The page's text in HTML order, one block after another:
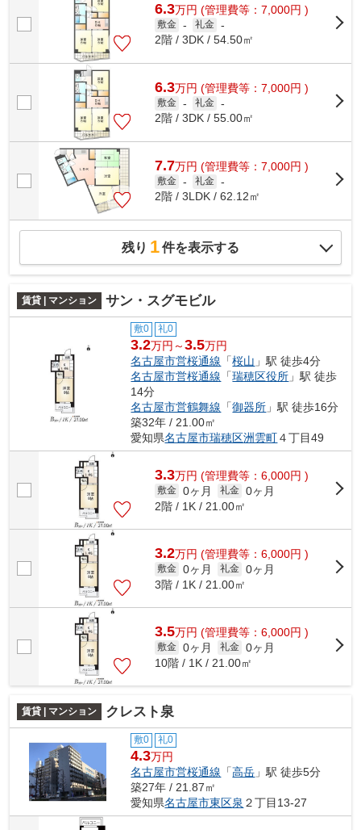
6.3万円 (管理費等：7,000円 )
敷金 - 礼金 -
2階 / 3DK / 54.50㎡
6.3万円 (管理費等：7,000円 )
敷金 - 礼金 -
2階 / 3DK / 55.00㎡
7.7万円 (管理費等：7,000円 )
敷金 - 礼金 -
2階 / 3LDK / 62.12㎡
残り 1件を表示する
賃貸 | マンション サン・スグモビル
敷0 礼0
3.2万円～3.5万円
名古屋市営桜通線 「桜山 」駅 徒歩4分
名古屋市営桜通線 「瑞穂区役所 」駅 徒歩
14分
名古屋市営鶴舞線 「御器所 」駅 徒歩16分
築32年 / 21.00㎡
愛知県名古屋市瑞穂区洲雲町４丁目49
3.3万円 (管理費等：6,000円 )
敷金 0ヶ月 礼金 0ヶ月
2階 / 1K / 21.00㎡
3.2万円 (管理費等：6,000円 )
敷金 0ヶ月 礼金 0ヶ月
3階 / 1K / 21.00㎡
3.5万円 (管理費等：6,000円 )
敷金 0ヶ月 礼金 0ヶ月
10階 / 1K / 21.00㎡
賃貸 | マンション クレスト泉
敷0 礼0
4.3万円
名古屋市営桜通線 「高岳 」駅 徒歩5分
築27年 / 21.87㎡
愛知県名古屋市東区泉 ２丁目13-27